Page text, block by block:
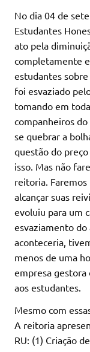
No dia 04 de
Estudantes
ato pela
completamente
estudantes
foi esvaziado
tomando em
companheiros
se quebrar a
questão do
isso. Mas não
reitoria.
alcançar suas
evoluiu para um
esvaziamento do
aconteceria,
menos de uma
empresa gestora
aos estudantes.
Mesmo com
A reitoria
RU: (1) Criação